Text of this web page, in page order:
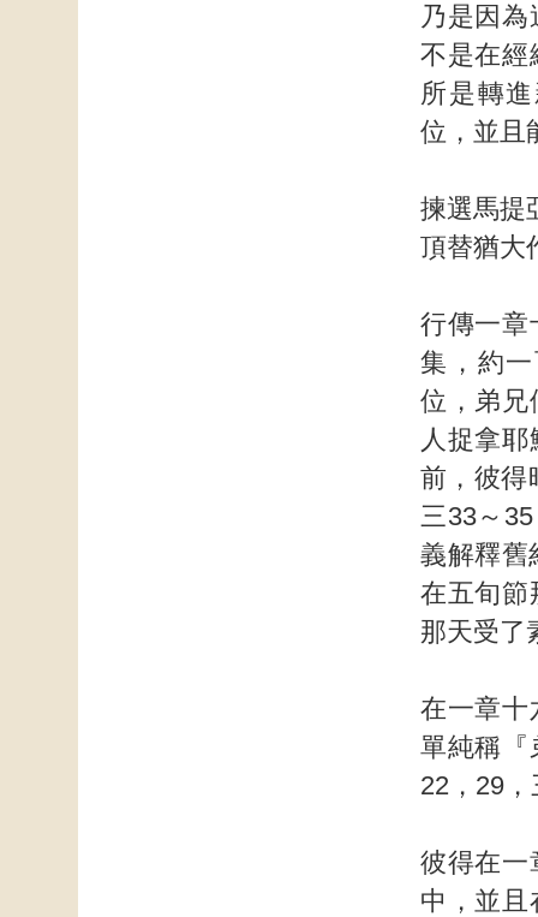
乃是因
不是在經
所是轉
位，並且
揀選馬提
頂替猶大
行傳一章
集，約
位，弟兄
人捉拿
前，彼得
三33～
義解釋舊
在五旬節
那天受了
在一章十
單純稱『
22，29
彼得在一
中，並且